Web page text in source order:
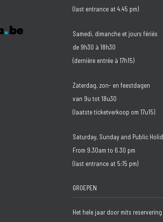
(last entrance at 4.45 pm)
Samedi, dimanche et jours fériés
de 9h30 à 18h30
(dernière entrée à 17h15)
Zaterdag, zon- en feestdagen
van 9u tot 18u30
(laatste ticketverkoop om 17u15)
Saturday, Sunday and Public
From 9.30am to 6.30 pm
(last entrance at 5:15 pm)
GROEPEN
Het hele jaar door mits reservering